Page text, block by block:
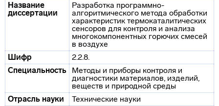
Название
диссертации
Разработка программно-
алгоритмического метода обработки
характеристик термокаталитических
сенсоров для контроля и анализа
многокомпонентных горючих смесей
в воздухе
Шифр
2.2.8.
Специальность
Методы и приборы контроля и
диагностики материалов, изделий,
веществ и природной среды
Отрасль науки
Технические науки